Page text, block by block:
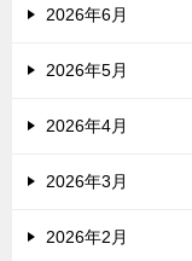
2026年6月
2026年5月
2026年4月
2026年3月
2026年2月